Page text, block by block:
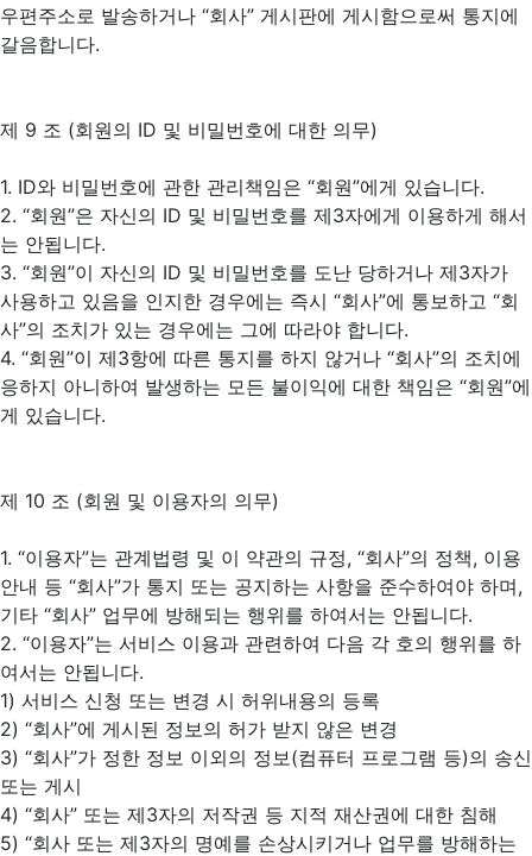
우편주소로 발송하거나 “회사” 게시판에 게시함으로써 통지에
갈음합니다.
제 9 조 (회원의 ID 및 비밀번호에 대한 의무)
1. ID와 비밀번호에 관한 관리책임은 “회원”에게 있습니다.
2. “회원”은 자신의 ID 및 비밀번호를 제3자에게 이용하게 해서
는 안됩니다.
3. “회원”이 자신의 ID 및 비밀번호를 도난 당하거나 제3자가
사용하고 있음을 인지한 경우에는 즉시 “회사”에 통보하고 “회
사”의 조치가 있는 경우에는 그에 따라야 합니다.
4. “회원”이 제3항에 따른 통지를 하지 않거나 “회사”의 조치에
응하지 아니하여 발생하는 모든 불이익에 대한 책임은 “회원”에
게 있습니다.
제 10 조 (회원 및 이용자의 의무)
1. “이용자”는 관계법령 및 이 약관의 규정, “회사”의 정책, 이용
안내 등 “회사”가 통지 또는 공지하는 사항을 준수하여야 하며,
기타 “회사” 업무에 방해되는 행위를 하여서는 안됩니다.
2. “이용자”는 서비스 이용과 관련하여 다음 각 호의 행위를 하
여서는 안됩니다.
1) 서비스 신청 또는 변경 시 허위내용의 등록
2) “회사”에 게시된 정보의 허가 받지 않은 변경
3) “회사”가 정한 정보 이외의 정보(컴퓨터 프로그램 등)의 송신
또는 게시
4) “회사” 또는 제3자의 저작권 등 지적 재산권에 대한 침해
5) “회사 또는 제3자의 명예를 손상시키거나 업무를 방해하는